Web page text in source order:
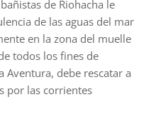
de Riohacha le
de las aguas del mar
en la zona del muelle
todos los fines de
Aventura, debe rescatar a
por las corrientes